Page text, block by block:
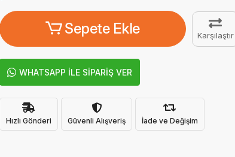
Sepete Ekle Karşılaştır
WHATSAPP İLE SİPARİŞ VER
Hızlı Gönderi Güvenli Alışveriş İade ve Değişim